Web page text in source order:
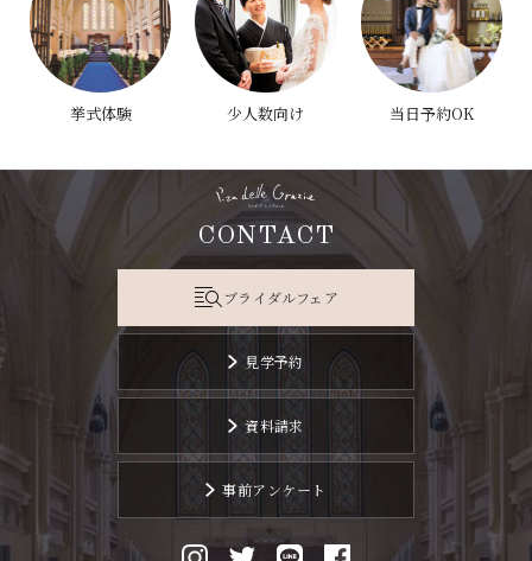
挙式体験 少人数向け 当日予約OK
CONTACT
ブライダルフェア
見学予約
資料請求
事前アンケート